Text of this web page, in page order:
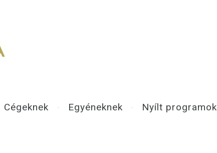
Cégeknek Egyéneknek Nyílt programok